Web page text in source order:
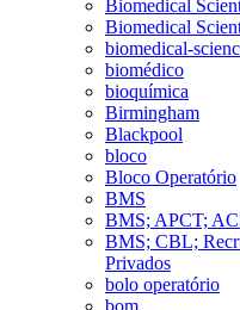
Biomedical
Biomedical
biomedical-
biomédico
bioquímica
Birmingham
Blackpool
bloco
Bloco Operatório
BMS
BMS; APCT;
BMS; CBL;
Privados
bolo operatório
bom